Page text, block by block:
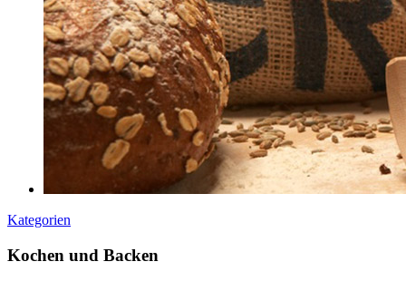
Kategorien
Kochen und Backen